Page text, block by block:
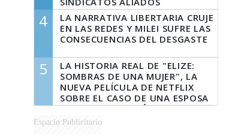
4
LA NARRATIVA LIBERTARIA CRUJE
EN LAS REDES Y MILEI SUFRE LAS
CONSECUENCIAS DEL DESGASTE
5
LA HISTORIA REAL DE "ELIZE:
SOMBRAS DE UNA MUJER", LA
NUEVA PELÍCULA DE NETFLIX
SOBRE EL CASO DE UNA ESPOSA
QUE DESCUARTIZÓ A SU
MARIDO
Espacio Publicitario